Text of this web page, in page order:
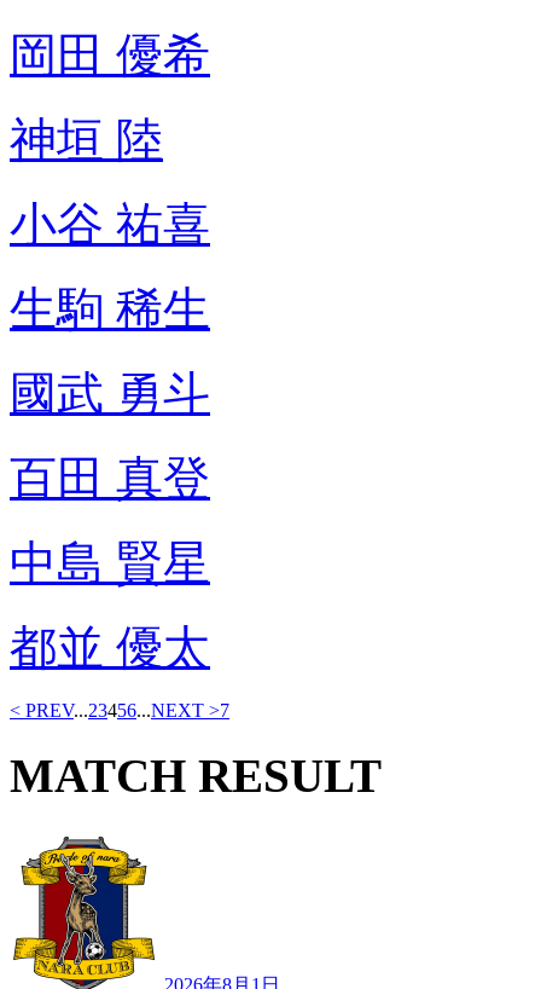
岡田 優希
神垣 陸
小谷 祐喜
生駒 稀生
國武 勇斗
百田 真登
中島 賢星
都並 優太
< PREV...23456...NEXT >7
MATCH RESULT
2026年8月1日